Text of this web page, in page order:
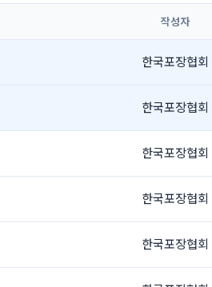
작성자
한국포장협회
한국포장협회
한국포장협회
한국포장협회
한국포장협회